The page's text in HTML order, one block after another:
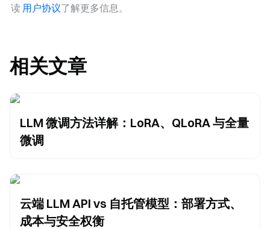
读 用户协议了解更多信息。
相关文章
LLM 微调方法详解：LoRA、QLoRA 与全量
微调
云端 LLM API vs 自托管模型：部署方式、
成本与安全权衡